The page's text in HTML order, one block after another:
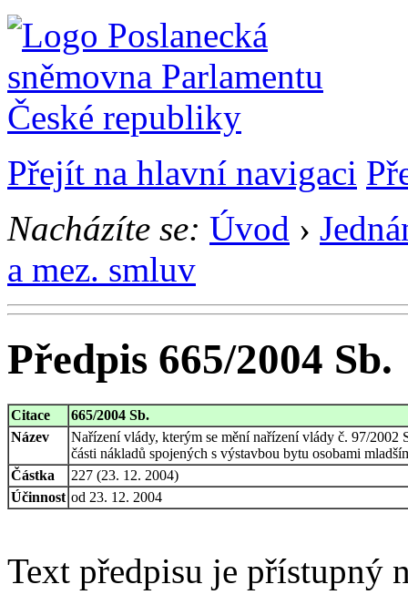
Přejít na hlavní navigaci
Nacházíte se: Úvod ›
a mez. smluv
Předpis 665/2004 Sb.
Citace
665/2004 Sb.
Název
Nařízení vlády, kterým se mění nařízení vlády č. 97/
části nákladů spojených s výstavbou bytu osobami
Částka
227 (23. 12. 2004)
Účinnost od 23. 12. 2004
Text předpisu je přístupný